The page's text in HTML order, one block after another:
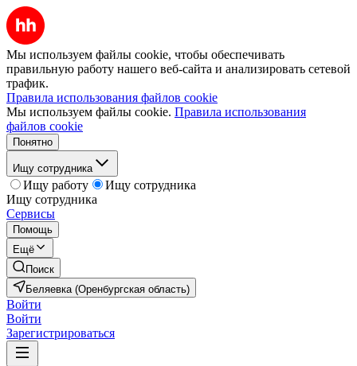
Мы используем файлы cookie, чтобы обеспечивать
правильную работу нашего веб-сайта и анализировать сетевой
трафик.
Правила использования файлов cookie
Мы используем файлы cookie. Правила использования
файлов cookie
Понятно
Ищу сотрудника
Ищу работу
Ищу сотрудника
Ищу сотрудника
Сервисы
Помощь
Ещё
Поиск
Беляевка (Оренбургская область)
Войти
Войти
Зарегистрироваться